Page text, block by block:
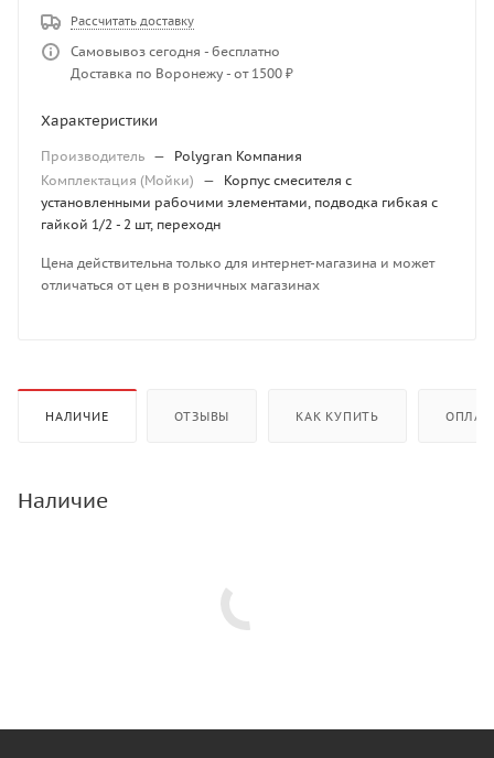
Рассчитать доставку
Самовывоз сегодня - бесплатно
Доставка по Воронежу - от 1500 ₽
Характеристики
Производитель —
Polygran Компания
Комплектация (Мойки)
—
Корпус смесителя с
установленными рабочими элементами, подводка гибкая с
гайкой 1/2 - 2 шт, переходн
Цена действительна только для интернет-магазина и может
отличаться от цен в розничных магазинах
НАЛИЧИЕ ОТЗЫВЫ КАК КУПИТЬ
Наличие